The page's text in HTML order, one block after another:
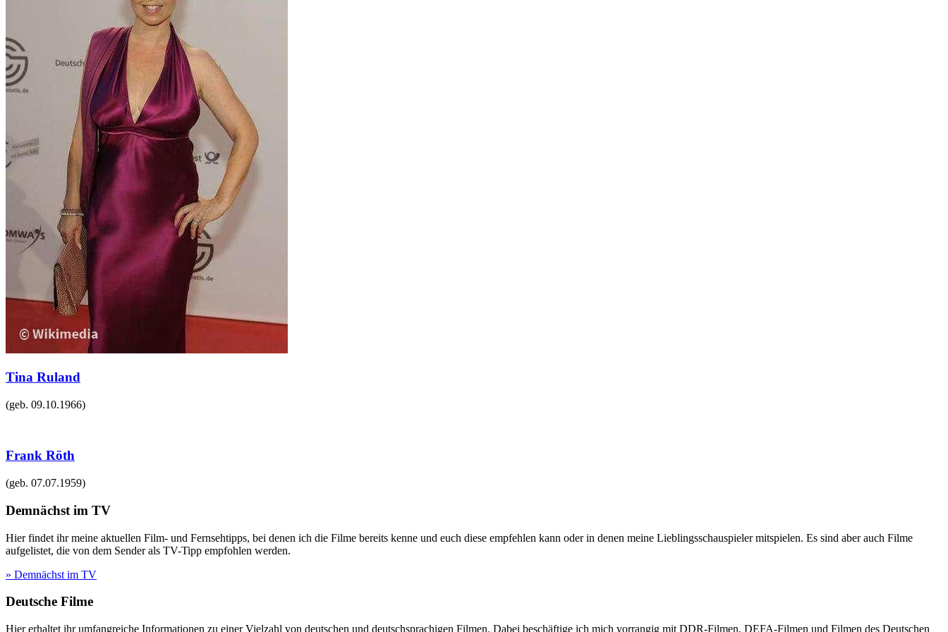
Tina Ruland
(geb. 09.10.1966)
Frank Röth
(geb. 07.07.1959)
Demnächst im TV
Hier findet ihr meine aktuellen Film- und Fernsehtipps, bei denen ich die Filme bereits kenne und euch diese empfehlen kann oder in denen meine Lieblingsschauspieler mitspielen. Es sind aber auch Filme
aufgelistet, die von dem Sender als TV-Tipp empfohlen werden.
» Demnächst im TV
Deutsche Filme
Hier erhaltet ihr umfangreiche Informationen zu einer Vielzahl von deutschen und deutschsprachigen Filmen. Dabei beschäftige ich mich vorrangig mit DDR-Filmen, DEFA-Filmen und Filmen des Deutschen